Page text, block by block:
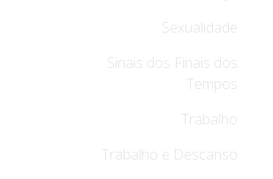
Sexualidade
Sinais dos Finais dos
Tempos
Trabalho
Trabalho e Descanso